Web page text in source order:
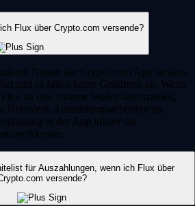
Flux über Crypto.com versende?
Nutzer der Crypto.com App senden,
und es fallen keine Gebühren an. Wenn
an eine externe Wallet auszuzahlen,
Netzwerk-Auszahlungsgebühren an.
in der App immer die
für Auszahlungen, wenn ich Flux über
versende?